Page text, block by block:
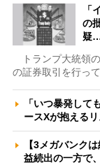
「
の
疑
トランプ大統領
の証券取引を行っ
「いつ暴発して
ースXが抱える
【3メガバンク
益続出の一方で